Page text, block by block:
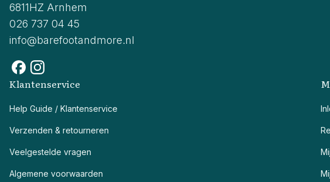
6811HZ Arnhem
026 737 04 45
info@barefootandmore.nl
Klantenservice
Help Guide / Klantenservice
Verzenden & retourneren
Veelgestelde vragen
Algemene voorwaarden